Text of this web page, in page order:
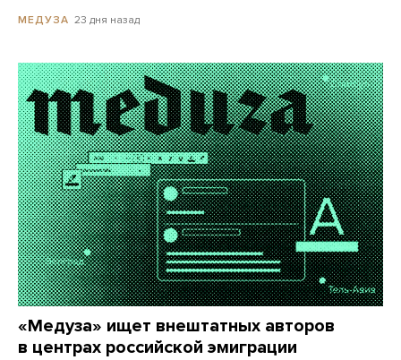
МЕДУЗА 23 дня назад
«Медуза» ищет внештатных авторов
в центрах российской эмиграции